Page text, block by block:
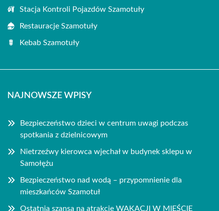
Stacja Kontroli Pojazdów Szamotuły
Restauracje Szamotuły
Kebab Szamotuły
NAJNOWSZE WPISY
Bezpieczeństwo dzieci w centrum uwagi podczas
spotkania z dzielnicowym
Nietrzeźwy kierowca wjechał w budynek sklepu w
Samołężu
Bezpieczeństwo nad wodą – przypomnienie dla
mieszkańców Szamotuł
Ostatnia szansa na atrakcje WAKACJI W MIEŚCIE